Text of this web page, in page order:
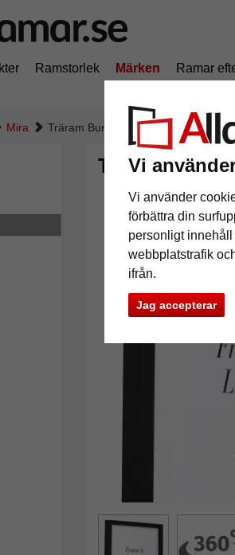
Vi
Vi använder
förbättra din
personligt
webbplatstrafik
ifrån.
Jag accepterar
Ramstorlek Märken Ramar
Mira Träram Burgund med distanslist
Träram